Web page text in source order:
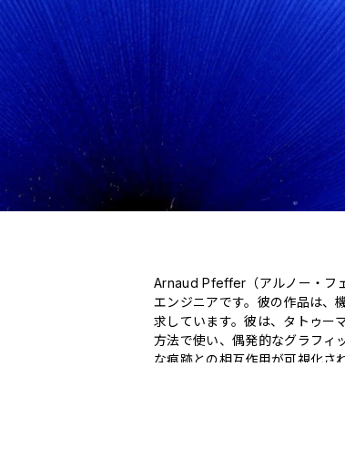
Arnaud Pfeffer（アルノー・フ
エンジニアです。彼の作品は、
求しています。彼は、タトゥー
方法で使い、偶発的なグラフィ
な痕跡との相互作用が可視化さ